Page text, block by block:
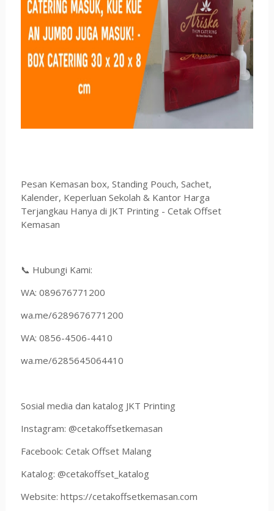
Pesan Kemasan box, Standing Pouch, Sachet,
Kalender, Keperluan Sekolah & Kantor Harga
Terjangkau Hanya di JKT Printing - Cetak Offset
Kemasan
📞 Hubungi Kami:
WA: 089676771200
wa.me/6289676771200
WA: 0856-4506-4410
wa.me/6285645064410
Sosial media dan katalog JKT Printing
Instagram: @cetakoffsetkemasan
Facebook: Cetak Offset Malang
Katalog: @cetakoffset_katalog
Website: https://cetakoffsetkemasan.com